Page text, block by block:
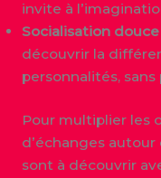
invite à
Socialisation douce
découvrir la
personnalités, sans
Pour multiplier les
d’échanges
sont à découvrir